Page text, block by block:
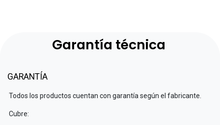
Garantía técnica
GARANTÍA
Todos los productos cuentan con garantía según el fabricante.
Cubre: